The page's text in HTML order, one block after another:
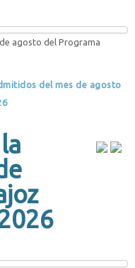
agosto del Programa
del mes de agosto